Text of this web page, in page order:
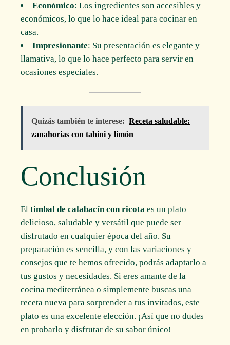
Económico: Los ingredientes son accesibles y
económicos, lo que lo hace ideal para cocinar en
casa.
Impresionante: Su presentación es elegante y
llamativa, lo que lo hace perfecto para servir en
ocasiones especiales.
Quizás también te interese: Receta saludable:
zanahorias con tahini y limón
Conclusión
Eltimbal de calabacín con ricota es un plato
delicioso, saludable y versátil que puede ser
disfrutado en cualquier época del año. Su
preparación es sencilla, y con las variaciones y
consejos que te hemos ofrecido, podrás adaptarlo a
tus gustos y necesidades. Si eres amante de la
cocina mediterránea o simplemente buscas una
receta nueva para sorprender a tus invitados, este
plato es una excelente elección. ¡Así que no dudes
en probarlo y disfrutar de su sabor único!